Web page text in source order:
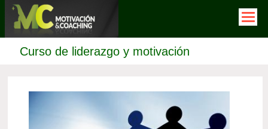
Pasar
contenido
Curso de liderazgo y motivación
Tabs